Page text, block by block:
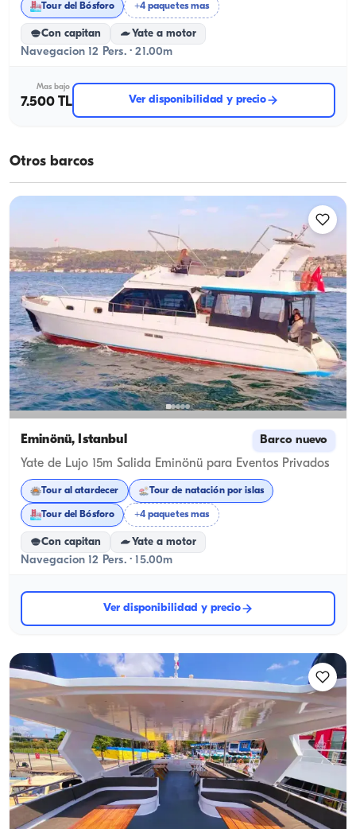
Tour del Bósforo +4 paquetes mas
Con capitan Yate a motor
Navegacion 12 Pers. · 21.00m
Mas bajo
7.500 TL Ver disponibilidad y precio
Otros barcos
Eminönü, İstanbul Barco nuevo
Yate de Lujo 15m Salida Eminönü para Eventos Privados
Tour al atardecer Tour de natación por islas
Tour del Bósforo +4 paquetes mas
Con capitan Yate a motor
Navegacion 12 Pers. · 15.00m
Ver disponibilidad y precio